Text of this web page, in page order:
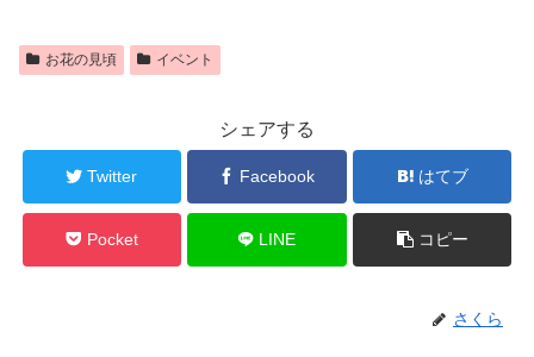
お花の見頃 イベント
シェアする
Twitter Facebook はてブ
Pocket LINE コピー
さくら